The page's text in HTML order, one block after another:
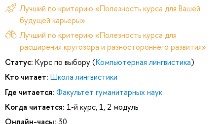
Лучший по критерию «Полезность курса для Вашей
будущей карьеры»
Лучший по критерию «Полезность курса для
расширения кругозора и разностороннего развития»
Статус: Курс по выбору (Компьютерная лингвистика)
Кто читает: Школа лингвистики
Где читается: Факультет гуманитарных наук
Когда читается: 1-й курс, 1, 2 модуль
Онлайн-часы: 30